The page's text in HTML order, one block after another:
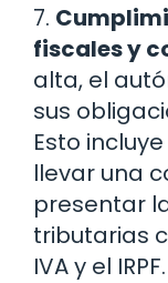
7.
fiscales y
alta, el
sus
Esto
llevar una
presentar
tributarias
IVA y el IRPF.